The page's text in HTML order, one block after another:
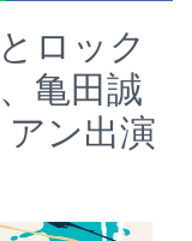
ロック
亀田誠
ン出演